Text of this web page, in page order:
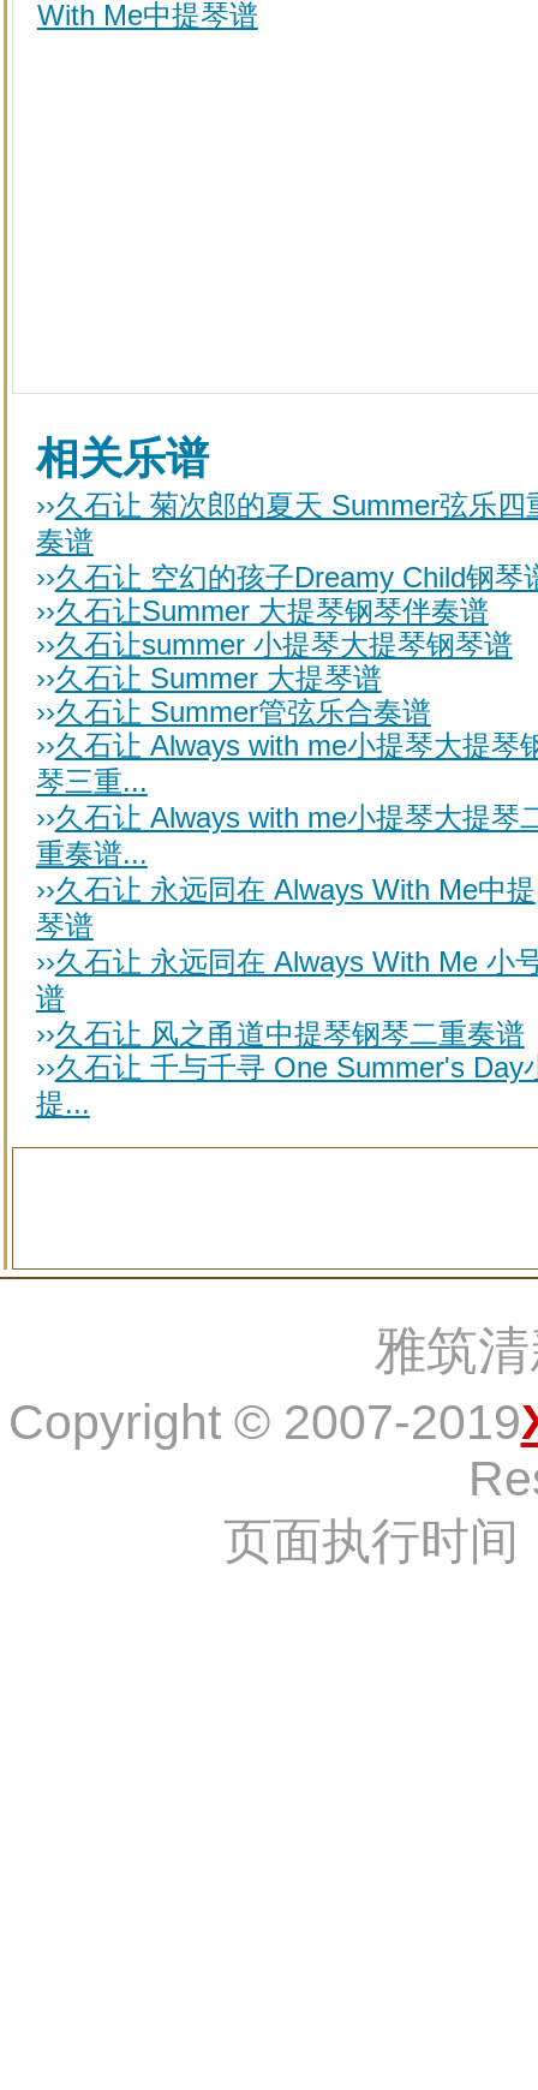
With Me中提琴谱
相关乐谱
››久石让 菊次郎的夏天 Summer弦乐四
奏谱
››久石让 空幻的孩子Dreamy Child钢琴
››久石让Summer 大提琴钢琴伴奏谱
››久石让summer 小提琴大提琴钢琴谱
››久石让 Summer 大提琴谱
››久石让 Summer管弦乐合奏谱
››久石让 Always with me小提琴大提琴
琴三重...
››久石让 Always with me小提琴大提琴
重奏谱...
››久石让 永远同在 Always With Me中提
琴谱
››久石让 永远同在 Always With Me 小
谱
››久石让 风之甬道中提琴钢琴二重奏谱
››久石让 千与千寻 One Summer's Day
提...
雅筑
Copyright © 2007-2019
页面执行时间